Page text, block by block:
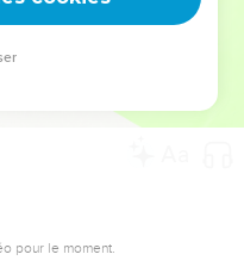
pour le moment.